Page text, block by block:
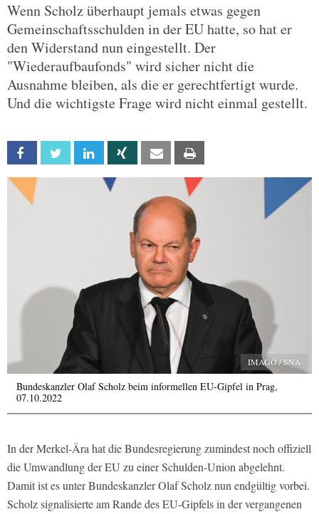
Wenn Scholz überhaupt jemals etwas gegen
Gemeinschaftsschulden in der EU hatte, so hat er
den Widerstand nun eingestellt. Der
"Wiederaufbaufonds" wird sicher nicht die
Ausnahme bleiben, als die er gerechtfertigt wurde.
Und die wichtigste Frage wird nicht einmal gestellt.
Facebook Twitter Linkedin Xing Email
IMAGO / SNA
Bundeskanzler Olaf Scholz beim informellen EU-Gipfel in Prag,
07.10.2022
In der Merkel-Ära hat die Bundesregierung zumindest noch offiziell
die Umwandlung der EU zu einer Schulden-Union abgelehnt.
Damit ist es unter Bundeskanzler Olaf Scholz nun endgültig vorbei.
Scholz signalisierte am Rande des EU-Gipfels in der vergangenen